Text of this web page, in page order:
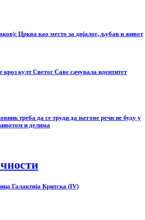
Црква као место за дијалог, љубав и живот
култ Светог Саве сачувала идентитет
треба да се труди да његове речи не буду у
и делима
Галактија Критска (IV)